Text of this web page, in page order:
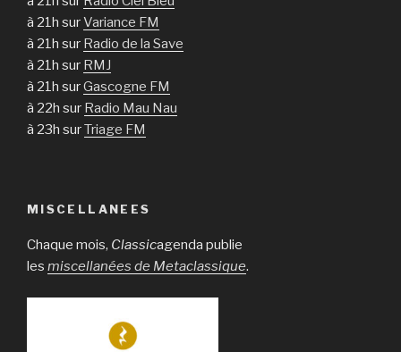
à 21h surVariance FM
à 21h sur Radio de la Save
à 21h sur RMJ
à 21h surGascogne FM
à 22h sur Radio Mau Nau
à 23h surTriage FM
MISCELLANEES
Chaque mois, Classicagenda publie
les miscellanées de Metaclassique.